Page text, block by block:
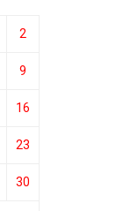
2
9
16
23
30